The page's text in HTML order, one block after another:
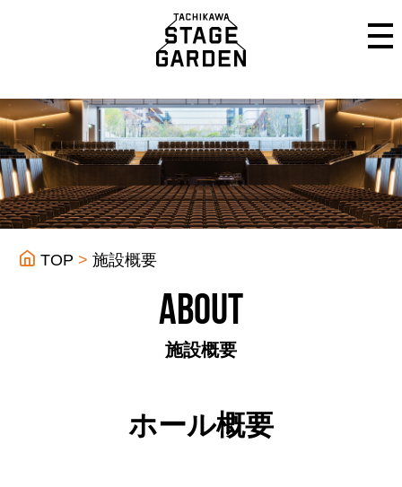
TOP 施設概要
About
施設概要
ホール概要